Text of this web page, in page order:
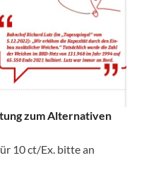
zum Alternativen
10 ct/Ex. bitte an